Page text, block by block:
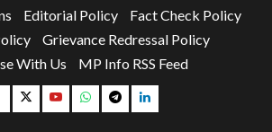
Editorial Policy
Fact Check Policy
Grievance Redressal Policy
With Us
MP Info RSS Feed
TwitterYouTubeWhatsapp
TelegramLinkedin